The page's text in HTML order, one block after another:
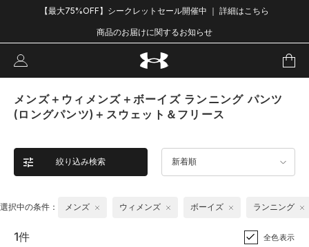
【最大75%OFF】シークレットセール開催中 ｜ 詳細はこちら
商品のお届けに関するお知らせ
メンズ＋ウィメンズ＋ボーイズ ランニング パンツ
(ロングパンツ)＋スウェット＆フリース
絞り込み検索 新着順
選択中の条件： メンズ ウィメンズ ボーイズ ランニング
1件 全色表示